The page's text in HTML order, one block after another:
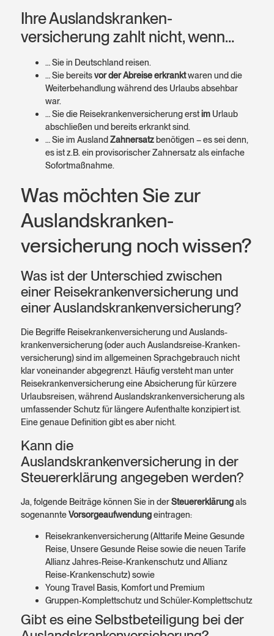
Ihre Auslands­kranken­
versicherung zahlt nicht, wenn…
… Sie in Deutschland reisen.
… Sie bereitsvor der Abreise erkranktwaren und die
Weiterbehandlung während des Urlaubs absehbar
war.
… Sie die Reisekrankenversicherung erstimUrlaub
abschließen und bereits erkrankt sind.
… Sie im Ausland Zahnersatz benötigen – es sei denn,
es ist z.B. ein provisorischer Zahnersatz als einfache
Sofortmaßnahme.
Was möchten Sie zur
Auslands­kranken­
versicherung noch wissen?
Was ist der Unterschied zwischen
einer Reisekrankenversicherung und
einer Auslandskrankenversicherung?
Die Begriffe Reise­krankenversicherung und Auslands­
krankenversicherung (oder auch Auslandsreise-Kranken­
versicherung) sind im allgemeinen Sprach­gebrauch nicht
klar voneinander abgegrenzt. Häufig versteht man unter
Reise­kranken­versicherung eine Absicherung für kürzere
Urlaubs­reisen, während Auslandskrankenversicherung als
umfassender Schutz für längere Aufenthalte konzipiert ist.
Eine genaue Definition gibt es aber nicht.
Kann die
Auslandskrankenversicherung in der
Steuererklärung angegeben werden?
Ja, folgende Beiträge können Sie in derSteuer­erklärungals
sogenannteVorsorge­aufwendungeintragen:
Reise­kranken­versicherung (Alttarife Meine Gesunde
Reise, Unsere Gesunde Reise sowie die neuen Tarife
Allianz Jahres-Reise-Kranken­schutz und Allianz
Reise-Kranken­schutz) sowie
Young Travel Basis, Komfort und Premium
Gruppen-Komplett­schutz und Schüler-Komplett­schutz
Gibt es eine Selbstbeteiligung bei der